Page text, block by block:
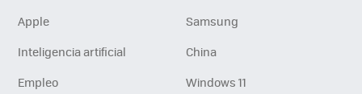
Apple
Samsung
Inteligencia artificial
China
Empleo
Windows 11